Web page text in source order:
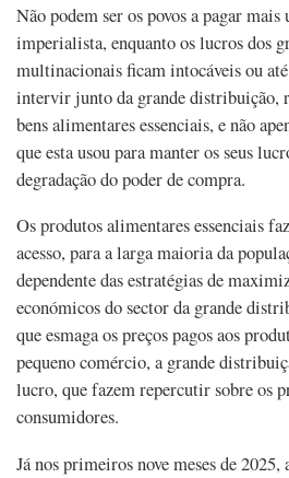
Não podem ser os povos a pagar
imperialista, enquanto os lucros dos
multinacionais ficam intocáveis ou
intervir junto da grande distribuição,
bens alimentares essenciais, e não
que esta usou para manter os seus
degradação do poder de compra.
Os produtos alimentares essenciais
acesso, para a larga maioria da
dependente das estratégias de
económicos do sector da grande
que esmaga os preços pagos aos
pequeno comércio, a grande
lucro, que fazem repercutir sobre os
consumidores.
Já nos primeiros nove meses de